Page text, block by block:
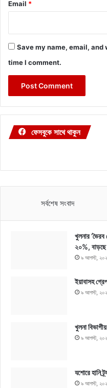
Email *
Save my name, email,
time I comment.
ফেসবুকে সাথে থাকুন
সর্বশেষ সংবাদ
খুলনার ‘ভৈরব
২০%,
৯ আগস্ট,
ইয়াবাসহ
৯ আগস্ট,
খুলনা
৯ আগস্ট,
যশোরে হানি
৯ আগস্ট,